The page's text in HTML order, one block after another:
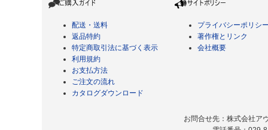
配送・送料
返品特約
特定商取引法に基づく表示
利用規約
お支払方法
ご注文の流れ
カタログダウンロード
プライバシーポリシ
著作権とリンク
会社概要
お問合せ先：株式会社ア